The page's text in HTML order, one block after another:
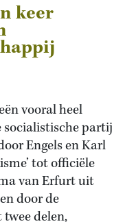
keer
vooral heel
partij
Engels en Karl
tot officiële
van Erfurt uit
door de
twee delen,